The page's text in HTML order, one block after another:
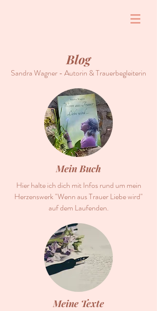
Blog
Sandra Wagner - Autorin & Trauerbegleiterin
Mein Buch
Hier halte ich dich mit Infos rund um mein
Herzenswerk "Wenn aus Trauer Liebe wird"
auf dem Laufenden.
Meine Texte